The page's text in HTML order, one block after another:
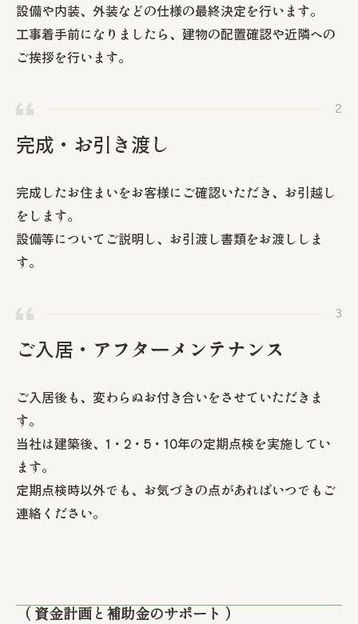
設備や内装、外装などの仕様の最終決定を行います。
工事着手前になりましたら、建物の配置確認や近隣への
ご挨拶を行います。
完成・お引き渡し
完成したお住まいをお客様にご確認いただき、お引越し
をします。
設備等についてご説明し、お引渡し書類をお渡ししま
す。
ご入居・アフターメンテナンス
ご入居後も、変わらぬお付き合いをさせていただきま
す。
当社は建築後、1・2・5・10年の定期点検を実施してい
ます。
定期点検時以外でも、お気づきの点があればいつでもご
連絡ください。
（ 資金計画と補助金のサポート ）